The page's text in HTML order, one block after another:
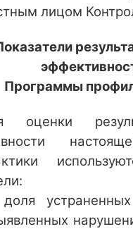
лицом
Программы
оценки